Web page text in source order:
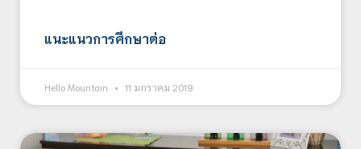
แนะแนวการศึกษาต่อ
Hello Mountain 11 มกราคม 2019